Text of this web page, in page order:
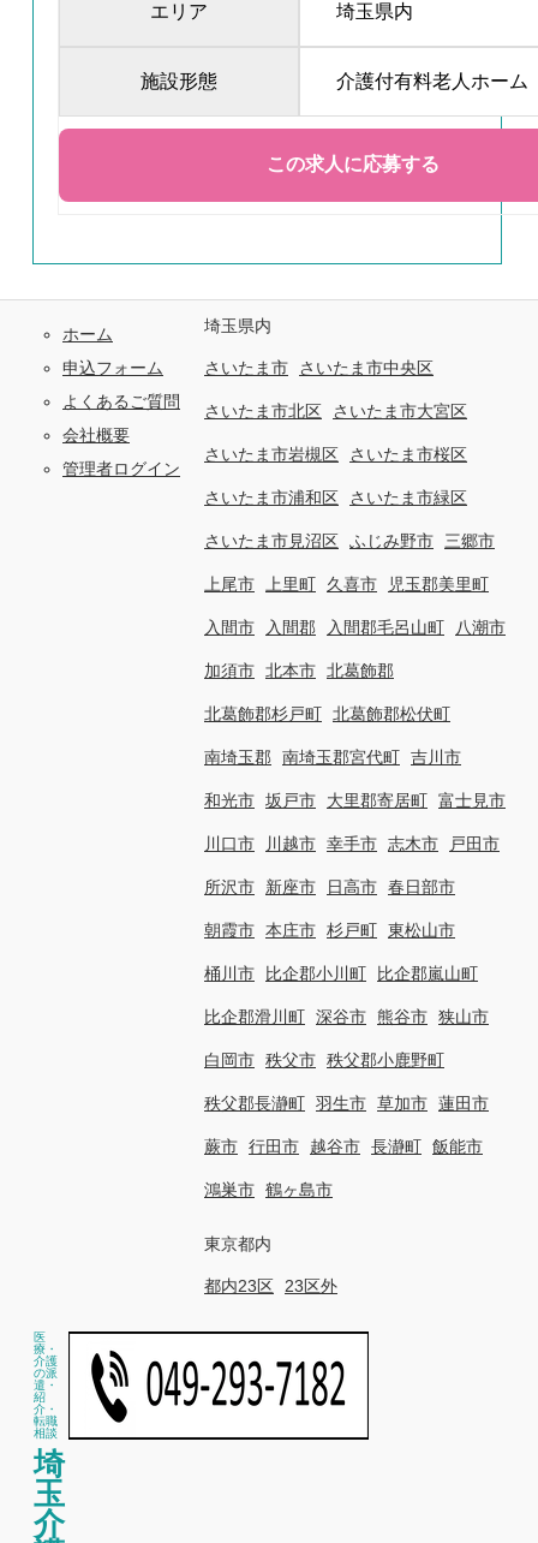
エリア 埼玉県内
施設形態 介護付有料老人ホーム
ホーム
申込フォーム
よくあるご質問
会社概要
管理者ログイン
埼玉県内
さいたま市 さいたま市中央区
さいたま市北区 さいたま市大宮区
さいたま市岩槻区 さいたま市桜区
さいたま市浦和区 さいたま市緑区
さいたま市見沼区 ふじみ野市 三郷市
上尾市 上里町 久喜市 児玉郡美里町
入間市 入間郡 入間郡毛呂山町 八潮市
加須市 北本市 北葛飾郡
北葛飾郡杉戸町 北葛飾郡松伏町
南埼玉郡 南埼玉郡宮代町 吉川市
和光市 坂戸市 大里郡寄居町 富士見市
川口市 川越市 幸手市 志木市 戸田市
所沢市 新座市 日高市 春日部市
朝霞市 本庄市 杉戸町 東松山市
桶川市 比企郡小川町 比企郡嵐山町
比企郡滑川町 深谷市 熊谷市 狭山市
白岡市 秩父市 秩父郡小鹿野町
秩父郡長瀞町 羽生市 草加市 蓮田市
蕨市 行田市 越谷市 長瀞町 飯能市
鴻巣市 鶴ヶ島市
東京都内
都内23区 23区外
医
療・
介護
の派
遣・
紹
介・
転職
相談
埼
玉
介